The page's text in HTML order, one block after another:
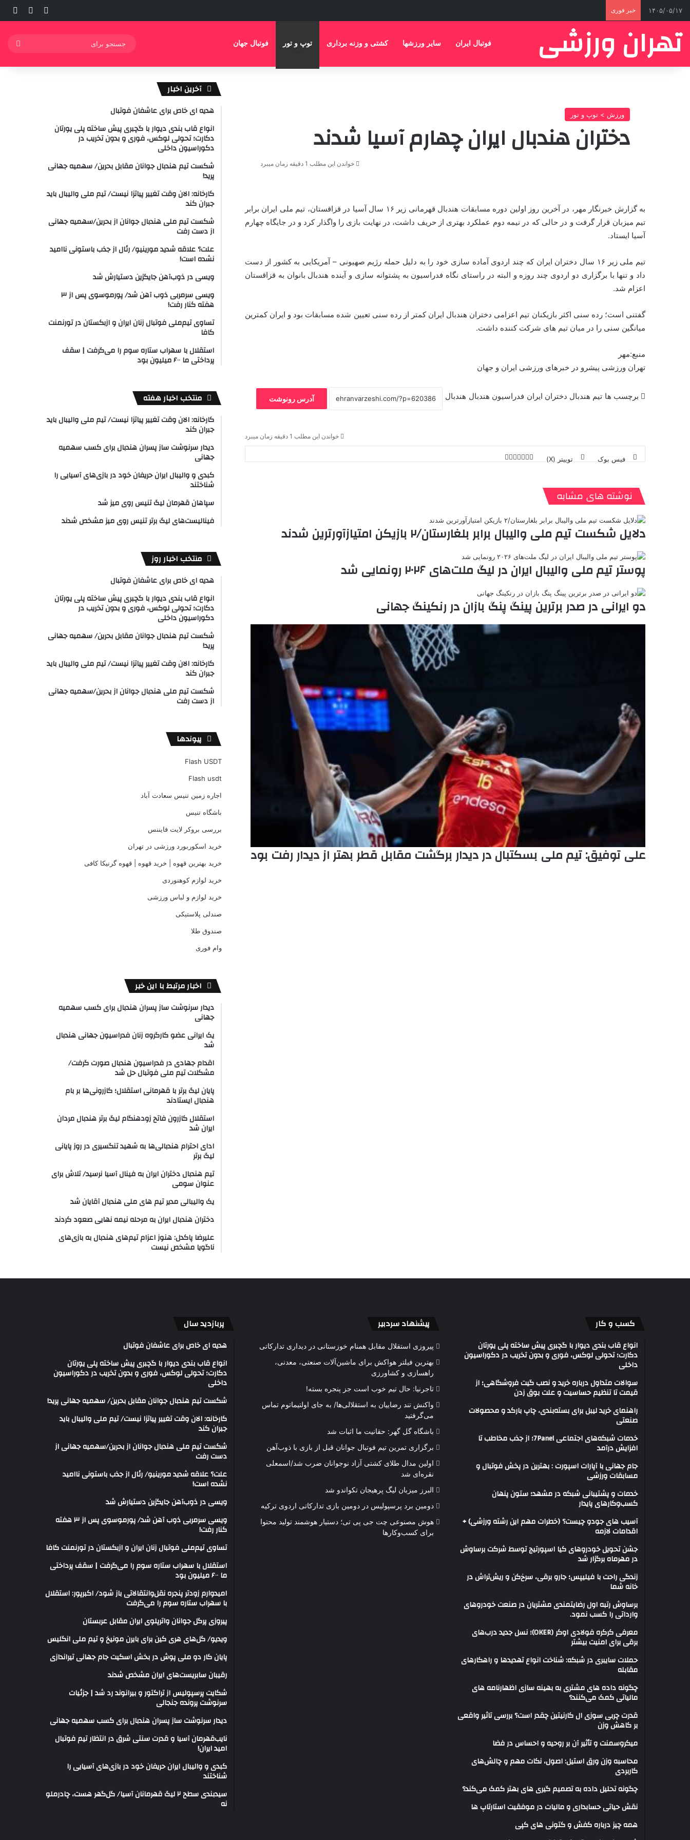
۱۴۰۵/۰۵/۱۷ خبر فوری ورود نوشته
تهران ورزشی فوتبال ایران سایر ورزشها کشتی و وزنه برداری توپ و تور فوتبال جهان
ورزش > توپ و تور
دختران هندبال ایران چهارم آسیا شدند
خواندن این مطلب 1 دقیقه زمان میبرد
به گزارش خبرنگار مهر، در آخرین روز اولین دوره مسابقات هندبال قهرمانی زیر ۱۶ سال آسیا در قزاقستان، تیم ملی ایران برابر
تیم میزبان قرار گرفت و در حالی که در نیمه دوم عملکرد بهتری از حریف داشت، در نهایت بازی را واگذار کرد و در جایگاه چهارم
آسیا ایستاد.
تیم ملی زیر ۱۶ سال دختران ایران که چند اردوی آماده سازی خود را به دلیل حمله رژیم صهیونی – آمریکایی به کشور از دست
داد و تنها با برگزاری دو اردوی چند روزه و البته در راستای نگاه فدراسیون به پشتوانه سازی و آینده هندبال بانوان به قزاقستان
اعزام شد.
گفتنی است؛ رده سنی اکثر بازیکنان تیم اعزامی دختران هندبال ایران کمتر از رده سنی تعیین شده مسابقات بود و ایران کمترین
میانگین سنی را در میان تیم های شرکت کننده داشت.
منبع:مهر
تهران ورزشی پیشرو در خبرهای ورزشی ایران و جهان
برچسب ها تیم هندبال دختران ایران فدراسیون هندبال هندبال آدرس رونوشت
خواندن این مطلب 1 دقیقه زمان میبرد
فیس بوک توییتر (X)
نرس
ت
a
k
e
م
ه
نوشته های مشابه
دلایل شکست تیم ملی والیبال برابر بلغارستان/۲ بازیکن امتیازآورترین شدند
پوستر تیم ملی والیبال ایران در لیگ ملت‌های ۲۰۲۶ رونمایی شد
دو ایرانی در صدر برترین پینگ پنگ بازان در رنکینگ جهانی
علی توفیق: تیم ملی بسکتبال در دیدار برگشت مقابل قطر بهتر از دیدار رفت بود
آخرین اخبار
هدیه ای خاص برای عاشفان فوتبال
انواع قاب بندی دیوار با گچبری پیش ساخته پلی یورتان
دکارت؛ تحولی لوکس، فوری و بدون تخریب در
دکوراسیون داخلی
شکست تیم هندبال جوانان مقابل بحرین/ سهمیه جهانی
پرید!
کارخانه: الان وقت تغییر پیاتزا نیست/ تیم ملی والیبال باید
جبران کند
شکست تیم ملی هندبال جوانان از بحرین/سهمیه جهانی
از دست رفت
علت؟ علاقه شدید مورینیو/ رئال از جذب باستونی ناامید
نشده است!
ویسی در ذوب‌آهن جایگزین دستیارش شد
ویسی سرمربی ذوب آهن شد/ پورموسوی پس از ۳
هفته کنار رفت!
تساوی تیم‌ملی فوتبال زنان ایران و ازبکستان در تورنمنت
کافا
استقلال با سهراب ستاره سوم را می‌گرفت | سقف
پرداختی ما ۶۰۰ میلیون بود
منتخب اخبار هفته
کارخانه: الان وقت تغییر پیاتزا نیست/ تیم ملی والیبال باید
جبران کند
دیدار سرنوشت ساز پسران هندبال برای کسب سهمیه
جهانی
کبدی و والیبال ایران حریفان خود در بازی‌های آسیایی را
شناختند
سپاهان قهرمان لیگ تنیس روی میز شد
فینالیست‌های لیگ برتر تنیس روی میز مشخص شدند
منتخب اخبار روز
هدیه ای خاص برای عاشفان فوتبال
انواع قاب بندی دیوار با گچبری پیش ساخته پلی یورتان
دکارت؛ تحولی لوکس، فوری و بدون تخریب در
دکوراسیون داخلی
شکست تیم هندبال جوانان مقابل بحرین/ سهمیه جهانی
پرید!
کارخانه: الان وقت تغییر پیاتزا نیست/ تیم ملی والیبال باید
جبران کند
شکست تیم ملی هندبال جوانان از بحرین/سهمیه جهانی
از دست رفت
پیوندها
Flash USDT
Flash usdt
اجاره زمین تنیس سعادت آباد
باشگاه تنیس
بررسی بروکر لایت فایننس
خرید اسکوربورد ورزشی در تهران
خرید بهترین قهوه | خرید قهوه | قهوه گرنیکا کافی
خرید لوازم کوهنوردی
خرید لوازم و لباس ورزشی
صندلی پلاستیکی
صندوق طلا
وام فوری
اخبار مرتبط با این خبر
دیدار سرنوشت ساز پسران هندبال برای کسب سهمیه
جهانی
یک ایرانی عضو کارگروه زنان فدراسیون جهانی هندبال
شد
اقدام جهادی در فدراسیون هندبال صورت گرفت/
مشکلات تیم ملی فوتبال حل شد
پایان لیگ برتر با قهرمانی استقلال؛ کازرونی‌ها بر بام
هندبال ایستادند
استقلال کازرون فاتح زودهنگام لیگ برتر هندبال‌ مردان
ایران شد
ادای احترام هندبالی‌ها به شهید تنگسیری در روز پایانی
لیگ برتر
تیم هندبال دختران ایران به فینال آسیا نرسید/ تلاش برای
عنوان سومی
یک والیبالی مدیر تیم های ملی هندبال آقایان شد
دختران هندبال ایران به مرحله نیمه نهایی صعود کردند
علیرضا پاکدل: هنوز اعزام تیم‌های هندبال به بازی‌های
ناگویا مشخص نیست
کسب و کار
انواع قاب بندی دیوار با گچبری پیش ساخته پلی یورتان
دکارت؛ تحولی لوکس، فوری و بدون تخریب در دکوراسیون
داخلی
سوالات متداول درباره خرید و نصب گیت فروشگاهی؛ از
قیمت تا تنظیم حساسیت و علت بوق زدن
راهنمای خرید لیبل برای بسته‌بندی، چاپ بارکد و محصولات
صنعتی
خدمات شبکه‌های اجتماعی 7Panel؛ از جذب مخاطب تا
افزایش درآمد
جام جهانی با آپارات اسپورت : بهترین در پخش فوتبال و
مسابقات ورزشی
خدمات و پشتیبانی شبکه در مشهد؛ ستون پنهان
کسب‌وکارهای پایدار
آسیب های جودو چیست؟ (خطرات مهم این رشته ورزشی) +
اقدامات لازمه
جشن تحویل خودروهای کیا اسپورتیج توسط شرکت برساوش
در مهرماه برگزار شد
زندگی راحت با فیلیپس؛ جارو برقی، سرخ‌کن و ریش‌تراش در
خانه شما
برساوش رتبه اول رضایتمندی مشتریان در صنعت خودروهای
وارداتی را کسب نمود.
معرفی کرکره فولادی اوکر (OKER)؛ نسل جدید درب‌های
برقی برای امنیت بیشتر
حملات سایبری در شبکه: شناخت انواع تهدیدها و راهکارهای
مقابله
چگونه داده های مشتری به بهینه سازی اظهارنامه های
مالیاتی کمک می‌کنند؟
قدرت چربی سوزی ال کارنیتین چقدر است؟ بررسی تاثیر واقعی
بر کاهش وزن
میکروسمنت و تأثیر آن بر روحیه و احساس در فضا
محاسبه وزن ورق استیل: اصول، نکات مهم و چالش‌های
کاربردی
چگونه تحلیل داده به تصمیم گیری های بهتر کمک می‌کند؟
نقش حیاتی حسابداری و مالیات در موفقیت استارتاپ ها
همه چیز درباره کفش و کتونی های کپی
پیشنهاد سردبیر
پیروزی استقلال مقابل همنام خوزستانی در دیداری تدارکاتی
بهترین فیلتر هواکش برای ماشین‌آلات صنعتی، معدنی،
راهسازی و کشاورزی
تاجرنیا: حال تیم خوب است جز پنجره بسته!
واکنش تند رضاییان به استقلالی‌ها/ به جای اولتیماتوم تماس
می‌گرفتید
باشگاه گل گهر: حقانیت ما اثبات شد
برگزاری تمرین تیم فوتبال جوانان قبل از بازی با ذوب‌آهن
اولین مدال طلای کشتی آزاد نوجوانان ضرب شد/اسمعلی
نقره‌ای شد
البرز میزبان لیگ پرهیجان تکواندو شد
دومین برد پرسپولیس در دومین بازی تدارکاتی اردوی ترکیه
هوش مصنوعی چت جی پی تی؛ دستیار هوشمند تولید محتوا
برای کسب‌وکارها
پربازدید سال
هدیه ای خاص برای عاشفان فوتبال
انواع قاب بندی دیوار با گچبری پیش ساخته پلی یورتان
دکارت؛ تحولی لوکس، فوری و بدون تخریب در دکوراسیون
داخلی
شکست تیم هندبال جوانان مقابل بحرین/ سهمیه جهانی پرید!
کارخانه: الان وقت تغییر پیاتزا نیست/ تیم ملی والیبال باید
جبران کند
شکست تیم ملی هندبال جوانان از بحرین/سهمیه جهانی از
دست رفت
علت؟ علاقه شدید مورینیو/ رئال از جذب باستونی ناامید
نشده است!
ویسی در ذوب‌آهن جایگزین دستیارش شد
ویسی سرمربی ذوب آهن شد/ پورموسوی پس از ۳ هفته
کنار رفت!
تساوی تیم‌ملی فوتبال زنان ایران و ازبکستان در تورنمنت کافا
استقلال با سهراب ستاره سوم را می‌گرفت | سقف پرداختی
ما ۶۰۰ میلیون بود
امیدوارم زودتر پنجره نقل‌وانتقالاتی باز شود/ اکبرپور: استقلال
با سهراب ستاره سوم را می‌گرفت
پیروزی پرگل جوانان واترپلوی ایران مقابل عربستان
ویدیو/ گل‌های هری‌ کین برای بایرن مونیخ و تیم ملی انگلیس
پایان کار دو ملی پوش در بخش اسکیت جام جهانی تیراندازی
رقیبان سابریست‌های ایران مشخص شدند
شکایت پرسپولیس از تراکتور و بیرانوند رد شد | جزئیات
سرنوشت پرونده جنجالی
دیدار سرنوشت ساز پسران هندبال برای کسب سهمیه جهانی
نایب‌قهرمان آسیا و قدرت سنتی شرق در انتظار تیم فوتبال
امید ایران!
کبدی و والیبال ایران حریفان خود در بازی‌های آسیایی را
شناختند
سیدبندی سطح ۲ لیگ قهرمانان آسیا/ گل‌گهر هست، چادرملو
نه